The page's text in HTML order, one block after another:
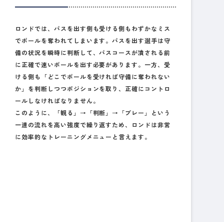
ロンドでは、パスを出す側も受ける側もわずかなミス
でボールを奪われてしまいます。パスを出す選手は守
備の状況を瞬時に判断して、パスコースが潰される前
に正確で速いボールを出す必要があります。一方、受
ける側も「どこでボールを受ければ守備に奪われない
か」を判断しつつポジションを取り、正確にコントロ
ールしなければなりません。
このように、「観る」→「判断」→「プレー」という
一連の流れを高い強度で繰り返すため、ロンドは非常
に効率的なトレーニングメニューと言えます。